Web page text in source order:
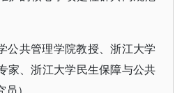
公共管理学院教授、浙江大学
家、浙江大学民生保障与公共